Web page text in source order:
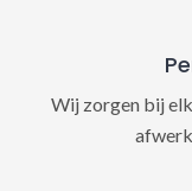
Wij zorgen bij